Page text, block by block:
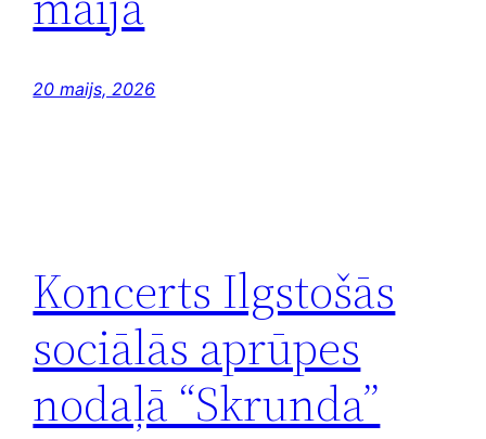
20 maijs, 2026
Koncerts Ilgstošās
sociālās aprūpes
nodaļā “Skrunda”